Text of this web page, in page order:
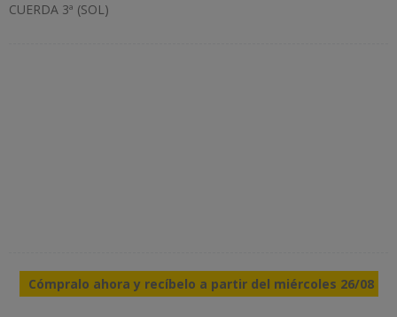
CUERDA 3ª (SOL)
Cómpralo ahora y recíbelo a partir del miércoles 26/08